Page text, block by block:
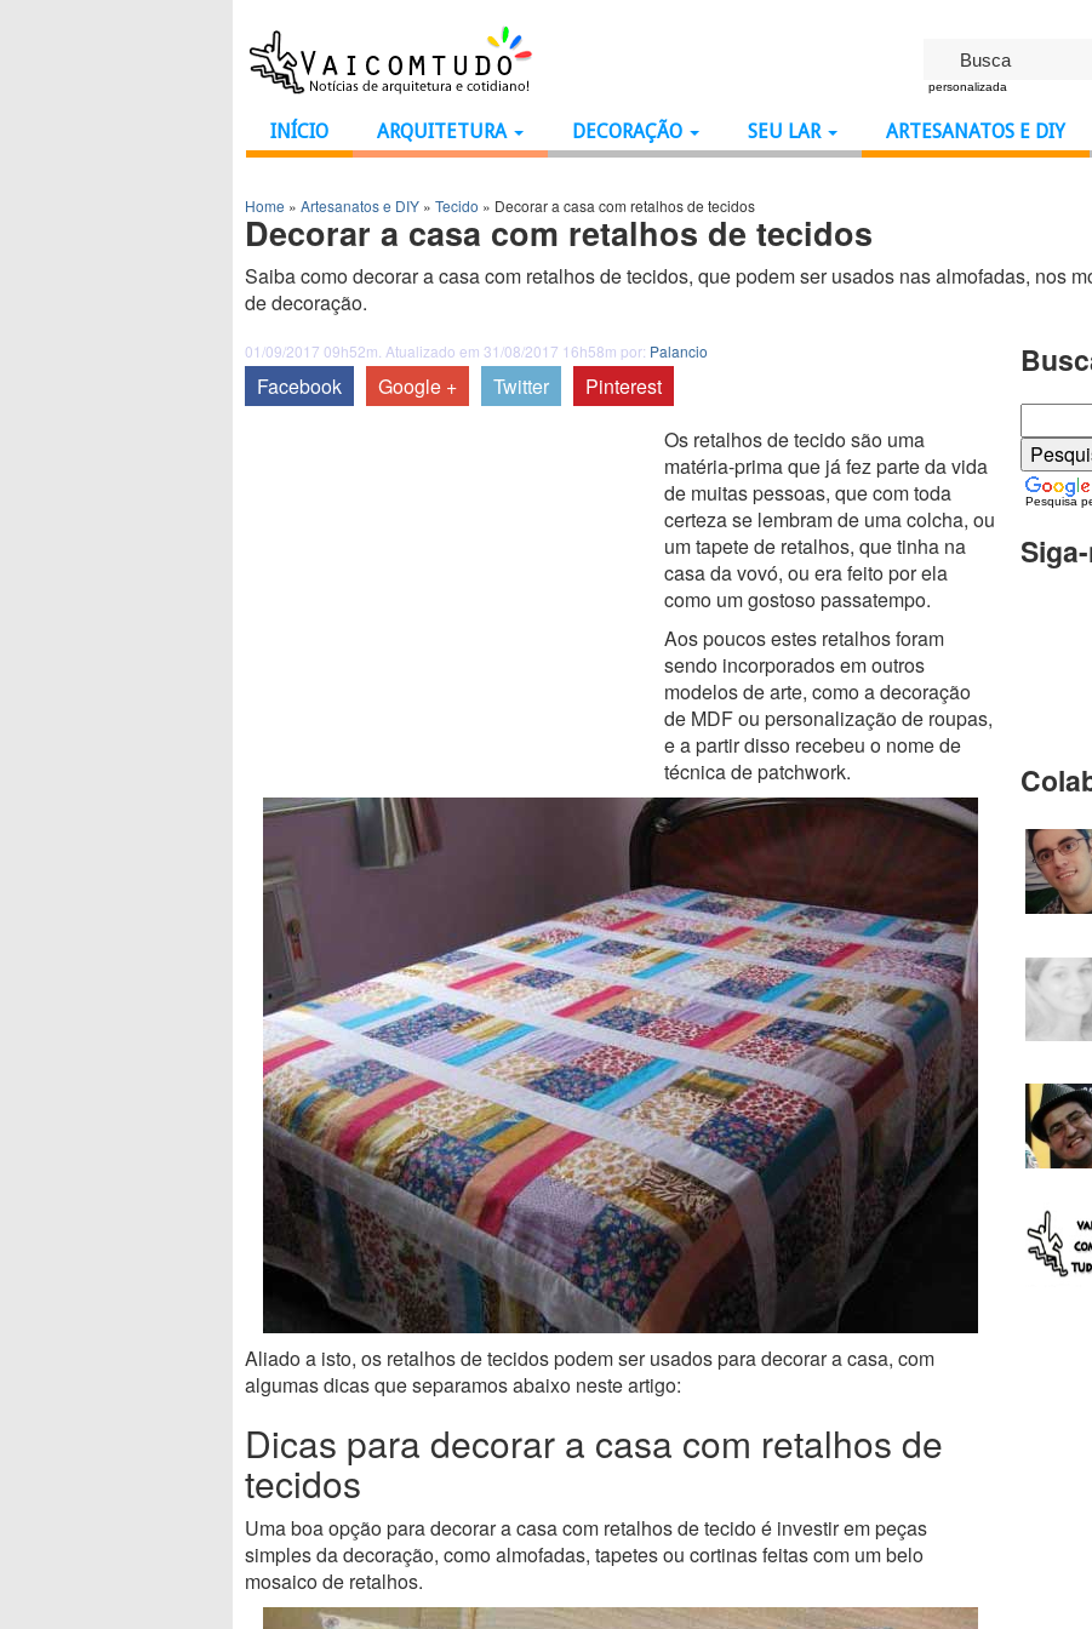
personalizada
INÍCIO ARQUITETURA DECORAÇÃO SEU LAR ARTESANATOS E DIY
Home » Artesanatos e DIY » Tecido » Decorar a casa com retalhos de tecidos
Decorar a casa com retalhos de tecidos
Saiba como decorar a casa com retalhos de tecidos, que podem ser usados nas almofadas, nos
de decoração.
01/09/2017 09h52m. Atualizado em 31/08/2017 16h58m por: Palancio
Facebook Google + Twitter
Pinterest
Os retalhos de tecido são uma
matéria-prima que já fez parte da vida
de muitas pessoas, que com toda
certeza se lembram de uma colcha, ou
um tapete de retalhos, que tinha na
casa da vovó, ou era feito por ela
como um gostoso passatempo.
Aos poucos estes retalhos foram
sendo incorporados em outros
modelos de arte, como a decoração
de MDF ou personalização de roupas,
e a partir disso recebeu o nome de
técnica de patchwork.
Aliado a isto, os retalhos de tecidos podem ser usados para decorar a casa, com
algumas dicas que separamos abaixo neste artigo:
Dicas para decorar a casa com retalhos de
tecidos
Uma boa opção para decorar a casa com retalhos de tecido é investir em peças
simples da decoração, como almofadas, tapetes ou cortinas feitas com um belo
mosaico de retalhos.
Pesquisa